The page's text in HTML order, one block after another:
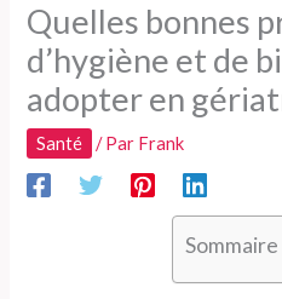
Quelles bonnes
d’hygiène et de
adopter en
Santé / Par Frank
Sommaire